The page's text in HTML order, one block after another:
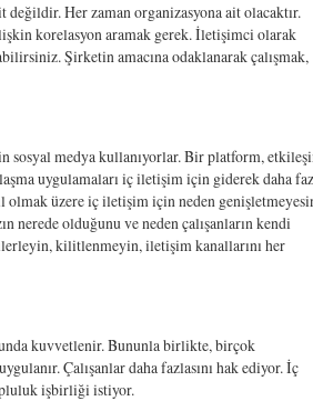
Her zaman organizasyona ait olacaktır.
korelasyon aramak gerek. İletişimci olarak
Şirketin amacına odaklanarak çalışmak,
medya kullanıyorlar. Bir platform,
uygulamaları iç iletişim için giderek daha
olmak üzere iç iletişim için neden
nerede olduğunu ve neden çalışanların kendi
kilitlenmeyin, iletişim kanallarını her
kuvvetlenir. Bununla birlikte, birçok
Çalışanlar daha fazlasını hak ediyor. İç
işbirliği istiyor.